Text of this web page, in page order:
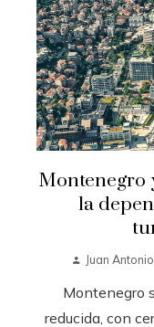
Montenegro
la
Juan
Montenegro
reducida, con